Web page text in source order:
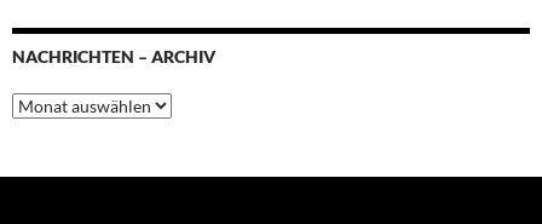
NACHRICHTEN – ARCHIV
Nachrichten
–